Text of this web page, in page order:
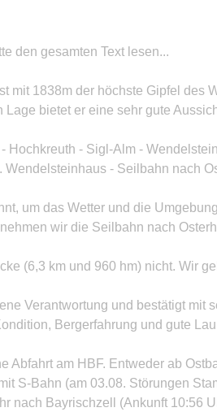
den gesamten Text lesen...
mit 1838m der höchste Gipfel des
Lage bietet er eine sehr gute
Hochkreuth - Sigl-Alm -
Wendelsteinhaus - Seilbahn nach
um das Wetter und die
wir die Seilbahn nach
(6,3 km und 960 hm) nicht. Wir
Verantwortung und bestätigt mit
Bergerfahrung und gute
Abfahrt am HBF. Entweder ab
S-Bahn (am 03.08. Störungen
nach Bayrischzell (Ankunft 10:56